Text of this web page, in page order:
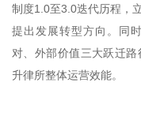
制度1.0至3.0迭代历程，
提出发展转型方向。同
对、外部价值三大跃迁
升律所整体运营效能。